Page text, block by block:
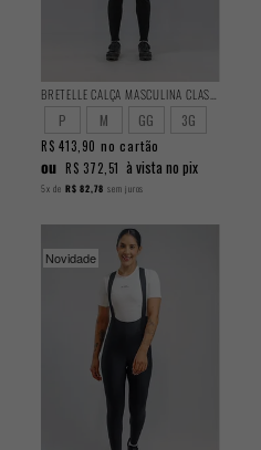
P M GG 3G
R$ 413,90 no cartão
ou R$ 372,51 à vista no pix
5x de R$ 82,78 sem juros
Novidade